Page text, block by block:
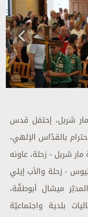
شربل، إحتفل قدس
بالقدّاس الإلهي،
في كنيسة مار شربل - زحلة، عاونه
- زحلة والأب إيلي
ميشال أبوطقّة،
بلدية واجتماعيّة